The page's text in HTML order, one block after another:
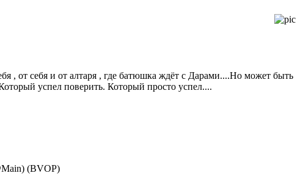
, от себя и от алтаря , где батюшка ждёт с Дарами....Но может быть
успел поверить. Который просто успел....
(BVOP)